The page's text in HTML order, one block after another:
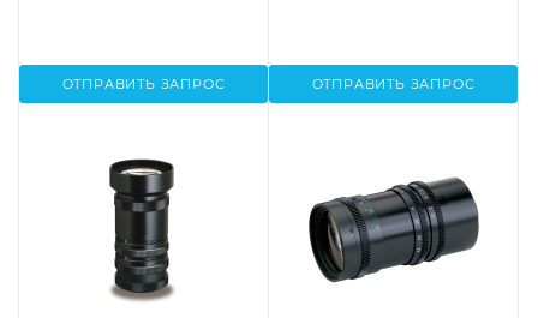
ОТПРАВИТЬ ЗАПРОС ОТПРАВИТЬ ЗАПРОС